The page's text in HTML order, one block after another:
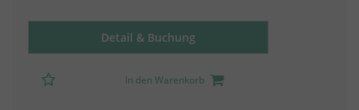
Detail & Buchung
In den Warenkorb